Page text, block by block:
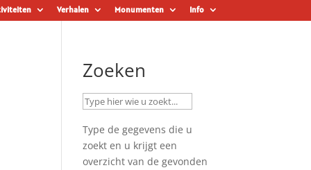
Verhalen Monumenten Info
Zoeken
Type de gegevens die u
zoekt en u krijgt een
overzicht van de gevonden